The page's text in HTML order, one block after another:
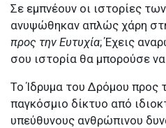
Σε εμπνέουν οι ιστορίες
ανυψώθηκαν απλώς χάρη
προς την Ευτυχία; Έχεις
σου ιστορία θα μπορούσε
Το Ίδρυμα του Δρόμου προς
παγκόσμιο δίκτυο από
υπεύθυνους ανθρώπινου